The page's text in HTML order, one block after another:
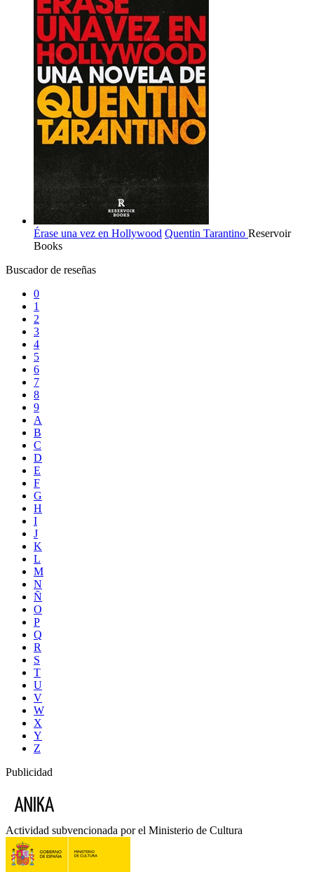
Érase una vez en Hollywood Quentin Tarantino Reservoir
Books
Buscador de reseñas
0
1
2
3
4
5
6
7
8
9
A
B
C
D
E
F
G
H
I
J
K
L
M
N
Ñ
O
P
Q
R
S
T
U
V
W
X
Y
Z
Publicidad
Actividad subvencionada por el Ministerio de Cultura